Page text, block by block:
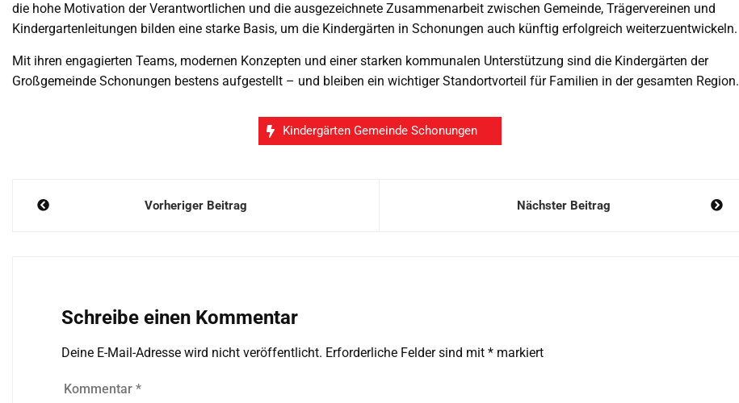
die hohe Motivation der Verantwortlichen und die ausgezeichnete Zusammenarbeit zwischen Gemeinde, Trägervereinen und
Kindergartenleitungen bilden eine starke Basis, um die Kindergärten in Schonungen auch künftig erfolgreich weiterzuentwickeln.
Mit ihren engagierten Teams, modernen Konzepten und einer starken kommunalen Unterstützung sind die Kindergärten der
Großgemeinde Schonungen bestens aufgestellt – und bleiben ein wichtiger Standortvorteil für Familien in der gesamten Region.
Kindergärten Gemeinde Schonungen
Beitragsnavigation
Vorheriger Beitrag Nächster Beitrag
Schreibe einen Kommentar
Deine E-Mail-Adresse wird nicht veröffentlicht. Erforderliche Felder sind mit * markiert
Kommentar *